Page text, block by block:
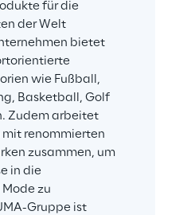
für die
der Welt
bietet
wie Fußball,
Basketball, Golf
Zudem arbeitet
renommierten
zusammen, um
in die
zu
Gruppe ist